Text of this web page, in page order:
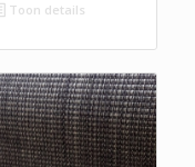
Toon details